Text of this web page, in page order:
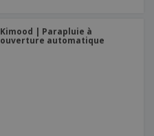
Kimood | Parapluie à
ouverture automatique